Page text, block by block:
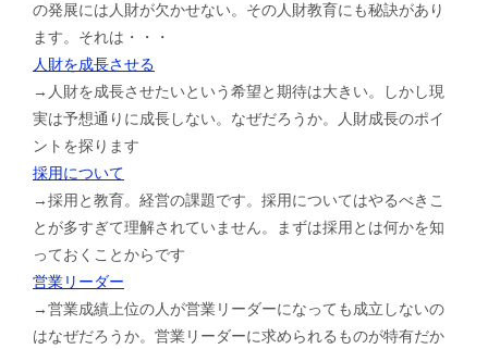
の発展には人財が欠かせない。その人財教育にも秘訣があり
ます。それは・・・
人財を成長させる
→人財を成長させたいという希望と期待は大きい。しかし現
実は予想通りに成長しない。なぜだろうか。人財成長のポイ
ントを探ります
採用について
→採用と教育。経営の課題です。採用についてはやるべきこ
とが多すぎて理解されていません。まずは採用とは何かを知
っておくことからです
営業リーダー
→営業成績上位の人が営業リーダーになっても成立しないの
はなぜだろうか。営業リーダーに求められるものが特有だか